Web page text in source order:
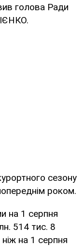
голова Ради
сезону
роком.
на 1 серпня
514 тис. 8
на 1 серпня